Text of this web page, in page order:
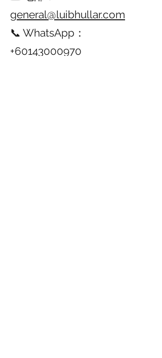
general@luibhullar.com
📞 WhatsApp：
+60143000970